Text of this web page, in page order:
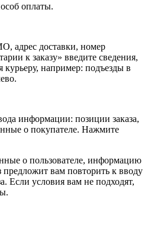
оплаты.
адрес доставки, номер
к заказу» введите сведения,
курьеру, например: подъезды в
информации: позиции заказа,
о покупателе. Нажмите
о пользователе, информацию
предложит вам повторить к вводу
Если условия вам не подходят,